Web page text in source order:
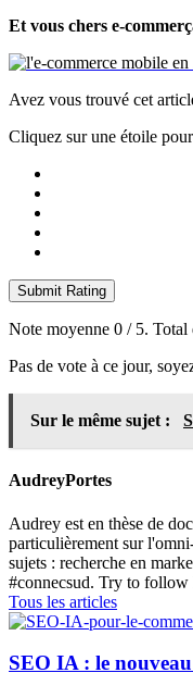
Et vous chers e-
Avez vous trouvé cet
Cliquez sur une étoile
Submit Rating
Note moyenne 0 / 5. Total
Pas de vote à ce jour,
Sur le même sujet :
AudreyPortes
Audrey est en thèse de
particulièrement sur
sujets : recherche en
#connecsud. Try to
Tous les articles
SEO IA : le